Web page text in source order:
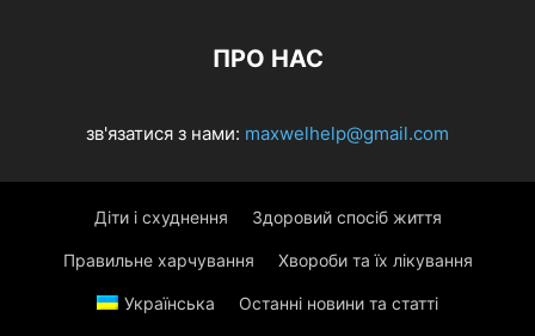
ПРО НАС
зв'язатися з нами: maxwelhelp@gmail.com
Діти і схуднення Здоровий спосіб життя
Правильне харчування Хвороби та їх лікування
Українська Останні новини та статті